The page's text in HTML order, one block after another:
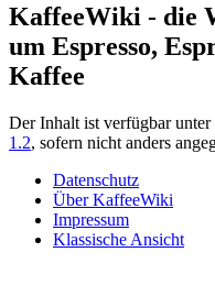
KaffeeWiki - die
um Espresso,
Kaffee
Der Inhalt ist verfügbar unter
1.2, sofern nicht anders
Datenschutz
Über KaffeeWiki
Impressum
Klassische Ansicht